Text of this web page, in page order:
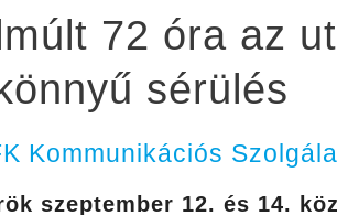
72 óra az
sérülés
Kommunikációs
szeptember 12. és 14.